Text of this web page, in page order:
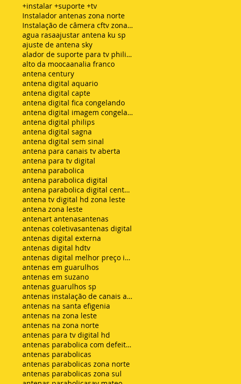
+instalar +suporte +tv
Instalador antenas zona norte
Instalação de câmera cftv zona leste sp
agua rasaajustar antena ku sp
ajuste de antena sky
alador de suporte para tv philips
alto da moocaanalia franco
antena century
antena digital aquario
antena digital capte
antena digital fica congelando
antena digital imagem congelando
antena digital philips
antena digital sagna
antena digital sem sinal
antena para canais tv aberta
antena para tv digital
antena parabolica
antena parabolica digital
antena parabolica digital century
antena tv digital hd zona leste
antena zona leste
antenart antenasantenas
antenas coletivasantenas digital
antenas digital externa
antenas digital hdtv
antenas digital melhor preço instalada
antenas em guarulhos
antenas em suzano
antenas guarulhos sp
antenas instalação de canais abertos de tv net zon
antenas na santa efigenia
antenas na zona leste
antenas na zona norte
antenas para tv digital hd
antenas parabolica com defeito sem sinal chuvisco
antenas parabolicas
antenas parabolicas zona norte
antenas parabolicas zona sul